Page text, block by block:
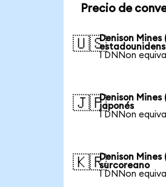
Precio de
🇺🇸Denison
1 DNNon
🇯🇵Denison Mines
japonés
1 DNNon
🇰🇷Denison Mines
surcoreano
1 DNNon